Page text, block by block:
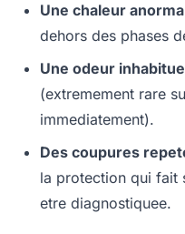
Une chaleur
dehors des phases
Une odeur
(extremement rare
immediatement).
Des coupures
la protection qui fait
etre diagnostiquee.